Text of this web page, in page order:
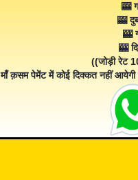
🎰
🎰
🎰
🎰
((जोड़ी रेट
माँ क़सम पेमेंट में कोई दिक्कत नहीं आयेगी